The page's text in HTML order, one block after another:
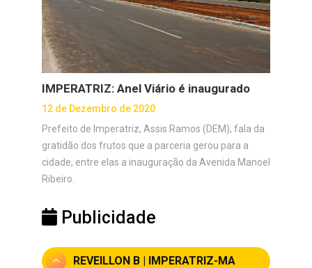
IMPERATRIZ: Anel Viário é inaugurado
12 de Dezembro de 2020
Prefeito de Imperatriz, Assis Ramos (DEM), fala da
gratidão dos frutos que a parceria gerou para a
cidade, entre elas a inauguração da Avenida Manoel
Ribeiro.
Publicidade
REVEILLON B | IMPERATRIZ-MA